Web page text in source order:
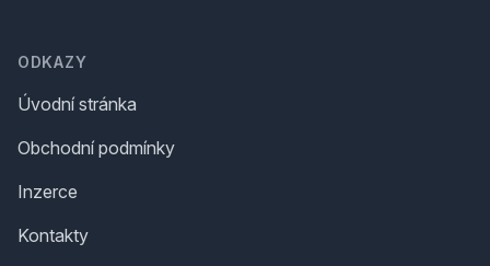
ODKAZY
Úvodní stránka
Obchodní podmínky
Inzerce
Kontakty